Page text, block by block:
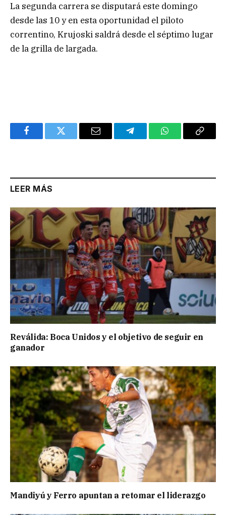
La segunda carrera se disputará este domingo
desde las 10 y en esta oportunidad el piloto
correntino, Krujoski saldrá desde el séptimo lugar
de la grilla de largada.
FacebookTwitter Email TelegramWhatsAppCopy
LEER MÁS
Reválida: Boca Unidos y el objetivo de seguir en
ganador
Mandiyú y Ferro apuntan a retomar el liderazgo